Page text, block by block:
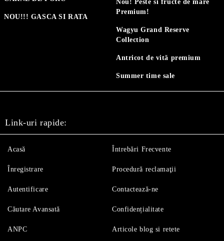
NOU!!! GASCA SI RATA
Nou! Peste si fructe de mare
Premium!
Wagyu Grand Reserve
Collection
Antricot de vită premium
Summer time sale
Link-uri rapide:
Acasă
Înregistrare
Autentificare
Căutare Avansată
Întrebări Frecvente
Procedură reclamaţii
Contactează-ne
Confidențialitate
ANPC Articole blog si retete